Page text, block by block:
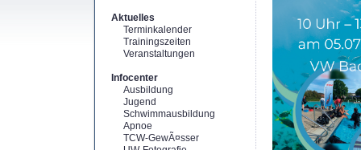
Aktuelles
Terminkalender
Trainingszeiten
Veranstaltungen
Infocenter
Ausbildung
Jugend
Schwimmausbildung
Apnoe
TCW-GewÃ¤sser